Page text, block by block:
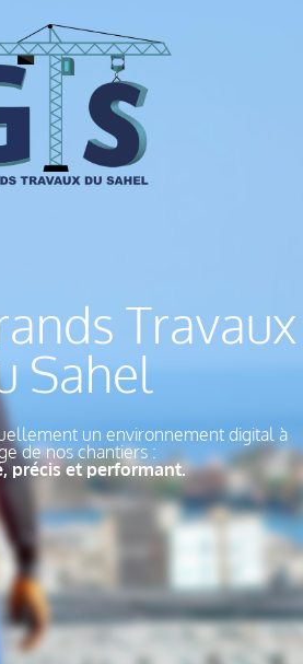
Travaux
Sahel
un environnement digital à
de nos chantiers :
précis et performant.